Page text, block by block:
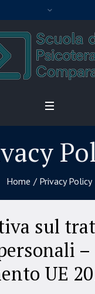
Home / Privacy Policy
sul
–
UE